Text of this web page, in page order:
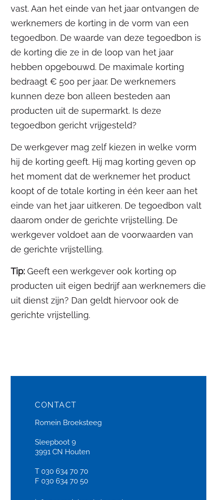
vast. Aan het einde van het jaar ontvangen de
werknemers de korting in de vorm van een
tegoedbon. De waarde van deze tegoedbon is
de korting die ze in de loop van het jaar
hebben opgebouwd. De maximale korting
bedraagt € 500 per jaar. De werknemers
kunnen deze bon alleen besteden aan
producten uit de supermarkt. Is deze
tegoedbon gericht vrijgesteld?
De werkgever mag zelf kiezen in welke vorm
hij de korting geeft. Hij mag korting geven op
het moment dat de werknemer het product
koopt of de totale korting in één keer aan het
einde van het jaar uitkeren. De tegoedbon valt
daarom onder de gerichte vrijstelling. De
werkgever voldoet aan de voorwaarden van
de gerichte vrijstelling.
Tip:Geeft een werkgever ook korting op
producten uit eigen bedrijf aan werknemers die
uit dienst zijn? Dan geldt hiervoor ook de
gerichte vrijstelling.
CONTACT
Romein Broeksteeg
Sleepboot 9
3991 CN Houten
T 030 634 70 70
F 030 634 70 50